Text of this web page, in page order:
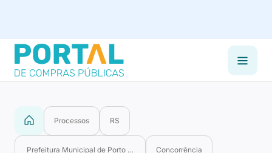
Processos RS
Prefeitura Municipal de Porto Alegre Concorrência